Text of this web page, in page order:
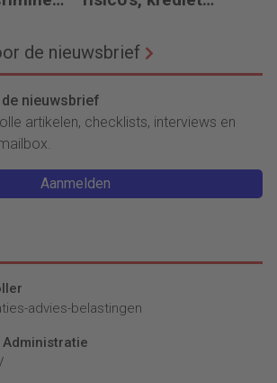
reacties op crises
de nieuwsbrief
nieuwsbrief
artikelen, checklists, interviews en
Aanmelden
advies-belastingen